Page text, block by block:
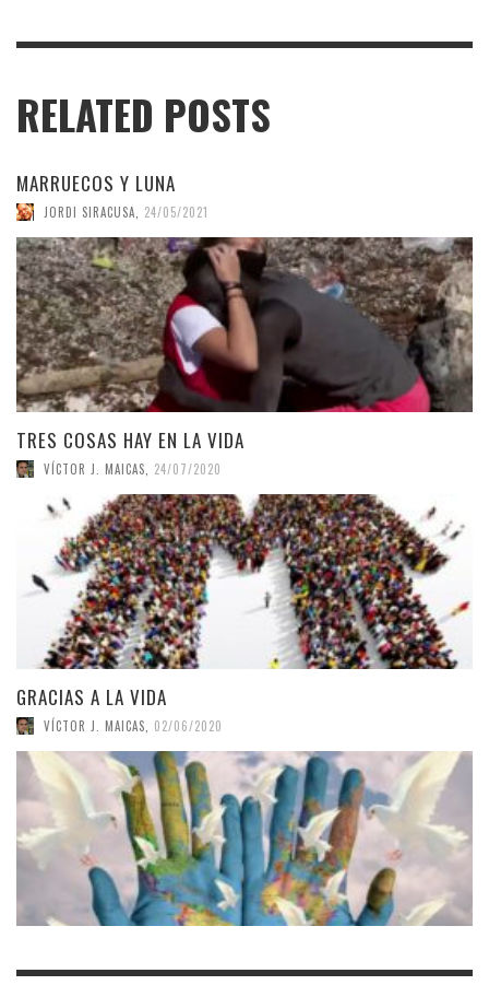
RELATED POSTS
MARRUECOS Y LUNA
JORDI SIRACUSA 24/05/2021
TRES COSAS HAY EN LA VIDA
VÍCTOR J. MAICAS 24/07/2020
GRACIAS A LA VIDA
VÍCTOR J. MAICAS 02/06/2020